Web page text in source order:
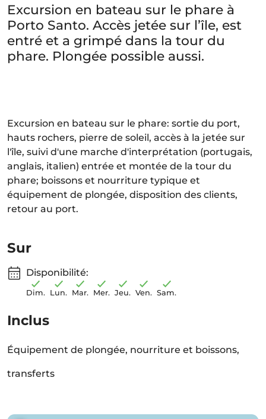
Excursion en bateau sur le phare à
Porto Santo. Accès jetée sur l’île, est
entré et a grimpé dans la tour du
phare. Plongée possible aussi.
Excursion en bateau sur le phare: sortie du port,
hauts rochers, pierre de soleil, accès à la jetée sur
l'île, suivi d'une marche d'interprétation (portugais,
anglais, italien) entrée et montée de la tour du
phare; boissons et nourriture typique et
équipement de plongée, disposition des clients,
retour au port.
Sur
Disponibilité:
Dim. Lun. Mar. Mer. Jeu. Ven. Sam.
Inclus
Équipement de plongée, nourriture et boissons,
transferts